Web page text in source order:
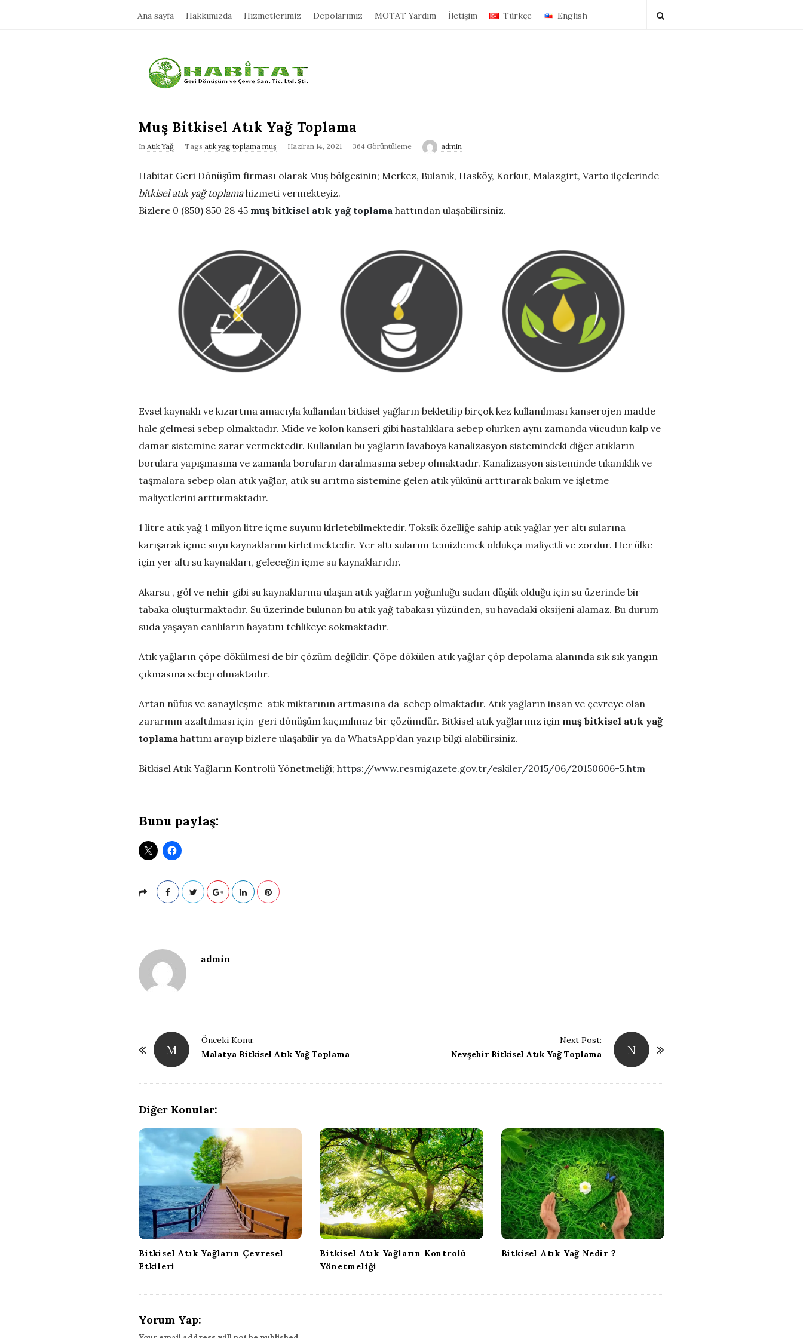
Ana sayfa Hakkımızda Hizmetlerimiz Depolarımız MOTAT Yardım İletişim Türkçe English
H
b
t
a
ö
n
ü
ş
ü
m
–
A
t
ı
k
ğ
B
o
ğ
u
Muş Bitkisel Atık Yağ Toplama
In Atık Yağ Tags atık yag toplama muş Haziran 14, 2021 364 Görüntüleme admin
Habitat Geri Dönüşüm firması olarak Muş bölgesinin; Merkez, Bulanık, Hasköy, Korkut, Malazgirt, Varto ilçelerinde
bitkisel atık yağ toplamahizmeti vermekteyiz.
Bizlere 0 (850) 850 28 45 muş bitkisel atık yağ toplama hattından ulaşabilirsiniz.
Evsel kaynaklı ve kızartma amacıyla kullanılan bitkisel yağların bekletilip birçok kez kullanılması kanserojen madde
hale gelmesi sebep olmaktadır. Mide ve kolon kanseri gibi hastalıklara sebep olurken aynı zamanda vücudun kalp ve
damar sistemine zarar vermektedir. Kullanılan bu yağların lavaboya kanalizasyon sistemindeki diğer atıkların
borulara yapışmasına ve zamanla boruların daralmasına sebep olmaktadır. Kanalizasyon sisteminde tıkanıklık ve
taşmalara sebep olan atık yağlar, atık su arıtma sistemine gelen atık yükünü arttırarak bakım ve işletme
maliyetlerini arttırmaktadır.
1 litre atık yağ 1 milyon litre içme suyunu kirletebilmektedir. Toksik özelliğe sahip atık yağlar yer altı sularına
karışarak içme suyu kaynaklarını kirletmektedir. Yer altı sularını temizlemek oldukça maliyetli ve zordur. Her ülke
için yer altı su kaynakları, geleceğin içme su kaynaklarıdır.
Akarsu , göl ve nehir gibi su kaynaklarına ulaşan atık yağların yoğunluğu sudan düşük olduğu için su üzerinde bir
tabaka oluşturmaktadır. Su üzerinde bulunan bu atık yağ tabakası yüzünden, su havadaki oksijeni alamaz. Bu durum
suda yaşayan canlıların hayatını tehlikeye sokmaktadır.
Atık yağların çöpe dökülmesi de bir çözüm değildir. Çöpe dökülen atık yağlar çöp depolama alanında sık sık yangın
çıkmasına sebep olmaktadır.
Artan nüfus ve sanayileşme atık miktarının artmasına da sebep olmaktadır. Atık yağların insan ve çevreye olan
zararının azaltılması için geri dönüşüm kaçınılmaz bir çözümdür. Bitkisel atık yağlarınız için muş bitkisel atık yağ
toplama hattını arayıp bizlere ulaşabilir ya da WhatsApp’dan yazıp bilgi alabilirsiniz.
Bitkisel Atık Yağların Kontrolü Yönetmeliği; https://www.resmigazete.gov.tr/eskiler/2015/06/20150606-5.htm
Bunu paylaş:
admin
M
Önceki Konu:
Malatya Bitkisel Atık Yağ Toplama
N
Next Post:
Nevşehir Bitkisel Atık Yağ Toplama
Diğer Konular:
Bitkisel Atık Yağların Çevresel
Etkileri
Bitkisel Atık Yağların Kontrolü
Yönetmeliği
Bitkisel Atık Yağ Nedir ?
Yorum Yap: